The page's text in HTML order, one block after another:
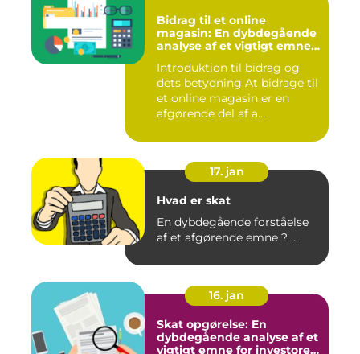
Bidrag til et online
magasin: En dybdegående
analyse af et vigtigt emne
Introduktion til bidrag og
dets betydning At bidrage til
et online magasin er en
afgørende del af a...
17. jan
Hvad er skat
En dybdegående forståelse
af et afgørende emne ? ...
16. jan
Skat opgørelse: En
dybdegående analyse af et
vigtigt emne for investorer